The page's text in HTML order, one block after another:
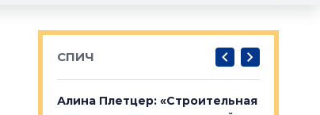
СПИЧ
Алина Плетцер: «Строительная